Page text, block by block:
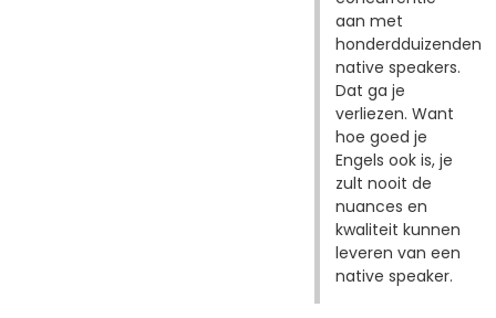
aan met
honderdduizenden
native speakers.
Dat ga je
verliezen. Want
hoe goed je
Engels ook is, je
zult nooit de
nuances en
kwaliteit kunnen
leveren van een
native speaker.